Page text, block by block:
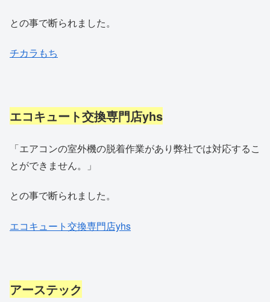
との事で断られました。
チカラもち
エコキュート交換専門店yhs
「エアコンの室外機の脱着作業があり弊社では対応するこ
とができません。」
との事で断られました。
エコキュート交換専門店yhs
アーステック